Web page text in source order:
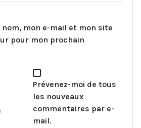
mon e-mail et mon site
pour mon prochain
Prévenez-moi de tous
les nouveaux
commentaires par e-
mail.